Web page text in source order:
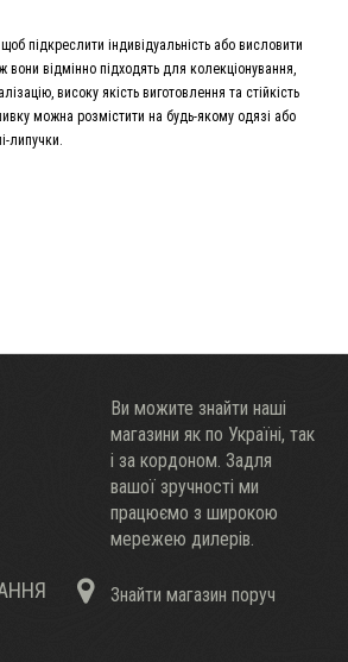
підкреслити індивідуальність або висловити
вони відмінно підходять для колекціонування,
високу якість виготовлення та стійкість
можна розмістити на будь-якому одязі або
липучки.
Ви можите знайти наші
магазини як по Украïні, так
і за кордоном. Задля
вашої зручності ми
працюємо з широкою
мережею дилерів.
Знайти магазин поруч